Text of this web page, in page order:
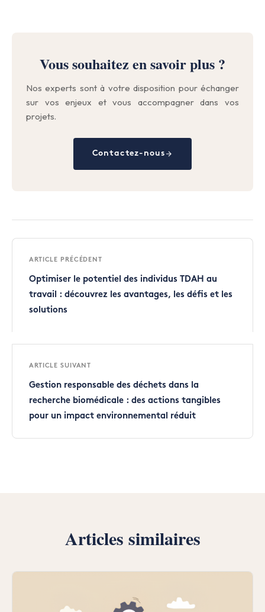
Vous souhaitez en savoir plus ?
Nos experts sont à votre disposition pour échanger
sur vos enjeux et vous accompagner dans vos
projets.
Contactez-nous
ARTICLE PRÉCÉDENT
Optimiser le potentiel des individus TDAH au
travail : découvrez les avantages, les défis et les
solutions
ARTICLE SUIVANT
Gestion responsable des déchets dans la
recherche biomédicale : des actions tangibles
pour un impact environnemental réduit
Articles similaires